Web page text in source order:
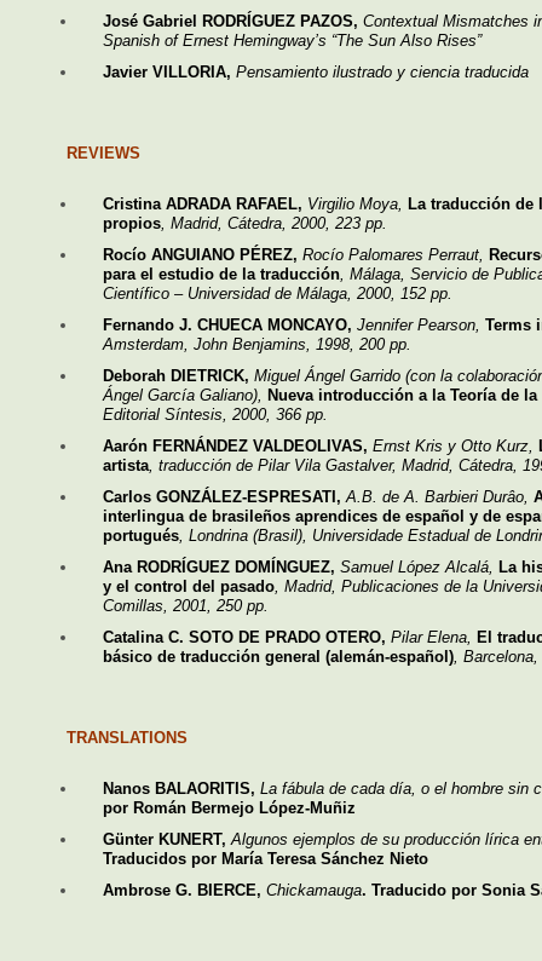
José Gabriel RODRÍGUEZ PAZOS, Contextual Mismatches
Spanish of Ernest Hemingway’s “The Sun Also Rises”
Javier VILLORIA, Pensamiento ilustrado y ciencia traducida
REVIEWS
Cristina ADRADA RAFAEL, Virgilio Moya, La traducción de
propios, Madrid, Cátedra, 2000, 223 pp.
Rocío ANGUIANO PÉREZ, Rocío Palomares Perraut,
para el estudio de la traducción, Málaga, Servicio de
Científico – Universidad de Málaga, 2000, 152 pp.
Fernando J. CHUECA MONCAYO, Jennifer Pearson, Terms
Amsterdam, John Benjamins, 1998, 200 pp.
Deborah DIETRICK, Miguel Ángel Garrido (con la
Ángel García Galiano), Nueva introducción a la Teoría de
Editorial Síntesis, 2000, 366 pp.
Aarón FERNÁNDEZ VALDEOLIVAS, Ernst Kris y Otto Kurz,
artista, traducción de Pilar Vila Gastalver, Madrid, Cátedra,
Carlos GONZÁLEZ-ESPRESATI,A.B. de A. Barbieri Durâo,
interlingua de brasileños aprendices de español y de
portugués, Londrina (Brasil), Universidade Estadual de
Ana RODRÍGUEZ DOMÍNGUEZ, Samuel López Alcalá, La
y el control del pasado, Madrid, Publicaciones de la
Comillas, 2001, 250 pp.
Catalina C. SOTO DE PRADO OTERO, Pilar Elena, El
básico de traducción general (alemán-español),
TRANSLATIONS
Nanos BALAORITIS, La fábula de cada día, o el hombre sin
por Román Bermejo López-Muñiz
Günter KUNERT,Algunos ejemplos de su producción lírica
Traducidos por María Teresa Sánchez Nieto
Ambrose G. BIERCE, Chickamauga. Traducido por Sonia